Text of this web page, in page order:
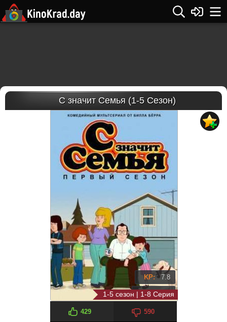
С значит Семья (1-5 Сезон)
1-5 сезон | 1-8 Серия
KP: 7.8
IMDb: 8.0
429 590